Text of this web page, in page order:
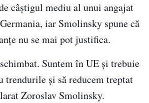
câştigul mediu al unui angajat
iar Smolinsky spune că
nu se mai pot justifica.
Suntem în UE şi trebuie
trendurile şi să reducem treptat
Zoroslav Smolinsky.